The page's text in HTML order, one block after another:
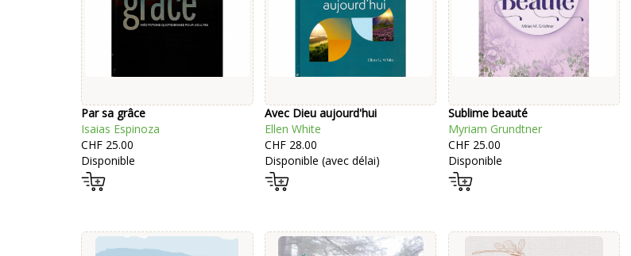
Par sa grâce
Isaias Espinoza
CHF 25.00
Disponible
Avec Dieu aujourd'hui
Ellen White
CHF 28.00
Disponible (avec délai)
Sublime beauté
Myriam Grundtner
CHF 25.00
Disponible